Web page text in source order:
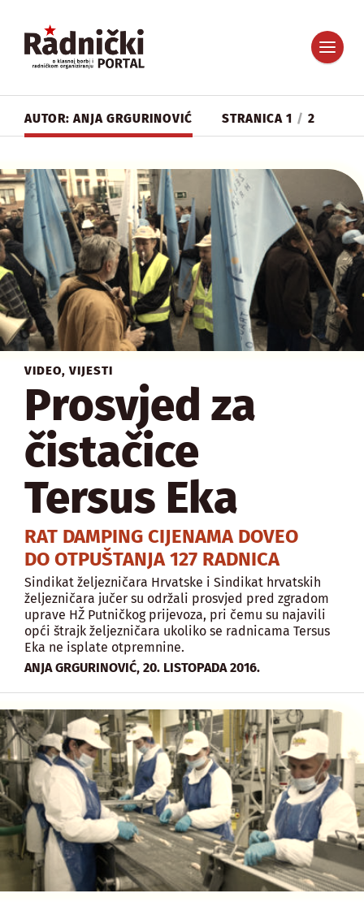
AUTOR: ANJA GRGURINOVIĆ STRANICA 1 / 2
VIDEO,VIJESTI
Prosvjed za
čistačice
Tersus Eka
RAT DAMPING CIJENAMA DOVEO
DO OTPUŠTANJA 127 RADNICA
Sindikat željezničara Hrvatske i Sindikat hrvatskih
željezničara jučer su održali prosvjed pred zgradom
uprave HŽ Putničkog prijevoza, pri čemu su najavili
opći štrajk željezničara ukoliko se radnicama Tersus
Eka ne isplate otpremnine.
ANJA GRGURINOVIĆ, 20. LISTOPADA 2016.